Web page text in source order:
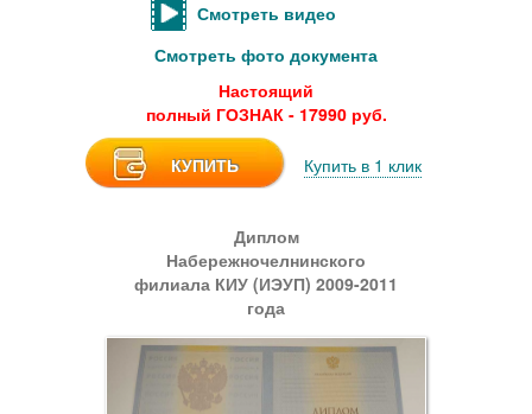
Смотреть видео
Смотреть фото документа
Настоящий
полный ГОЗНАК - 17990 руб.
КУПИТЬ Купить в 1 клик
Диплом
Набережночелнинского
филиала КИУ (ИЭУП) 2009-2011
года